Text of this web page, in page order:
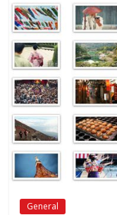
General